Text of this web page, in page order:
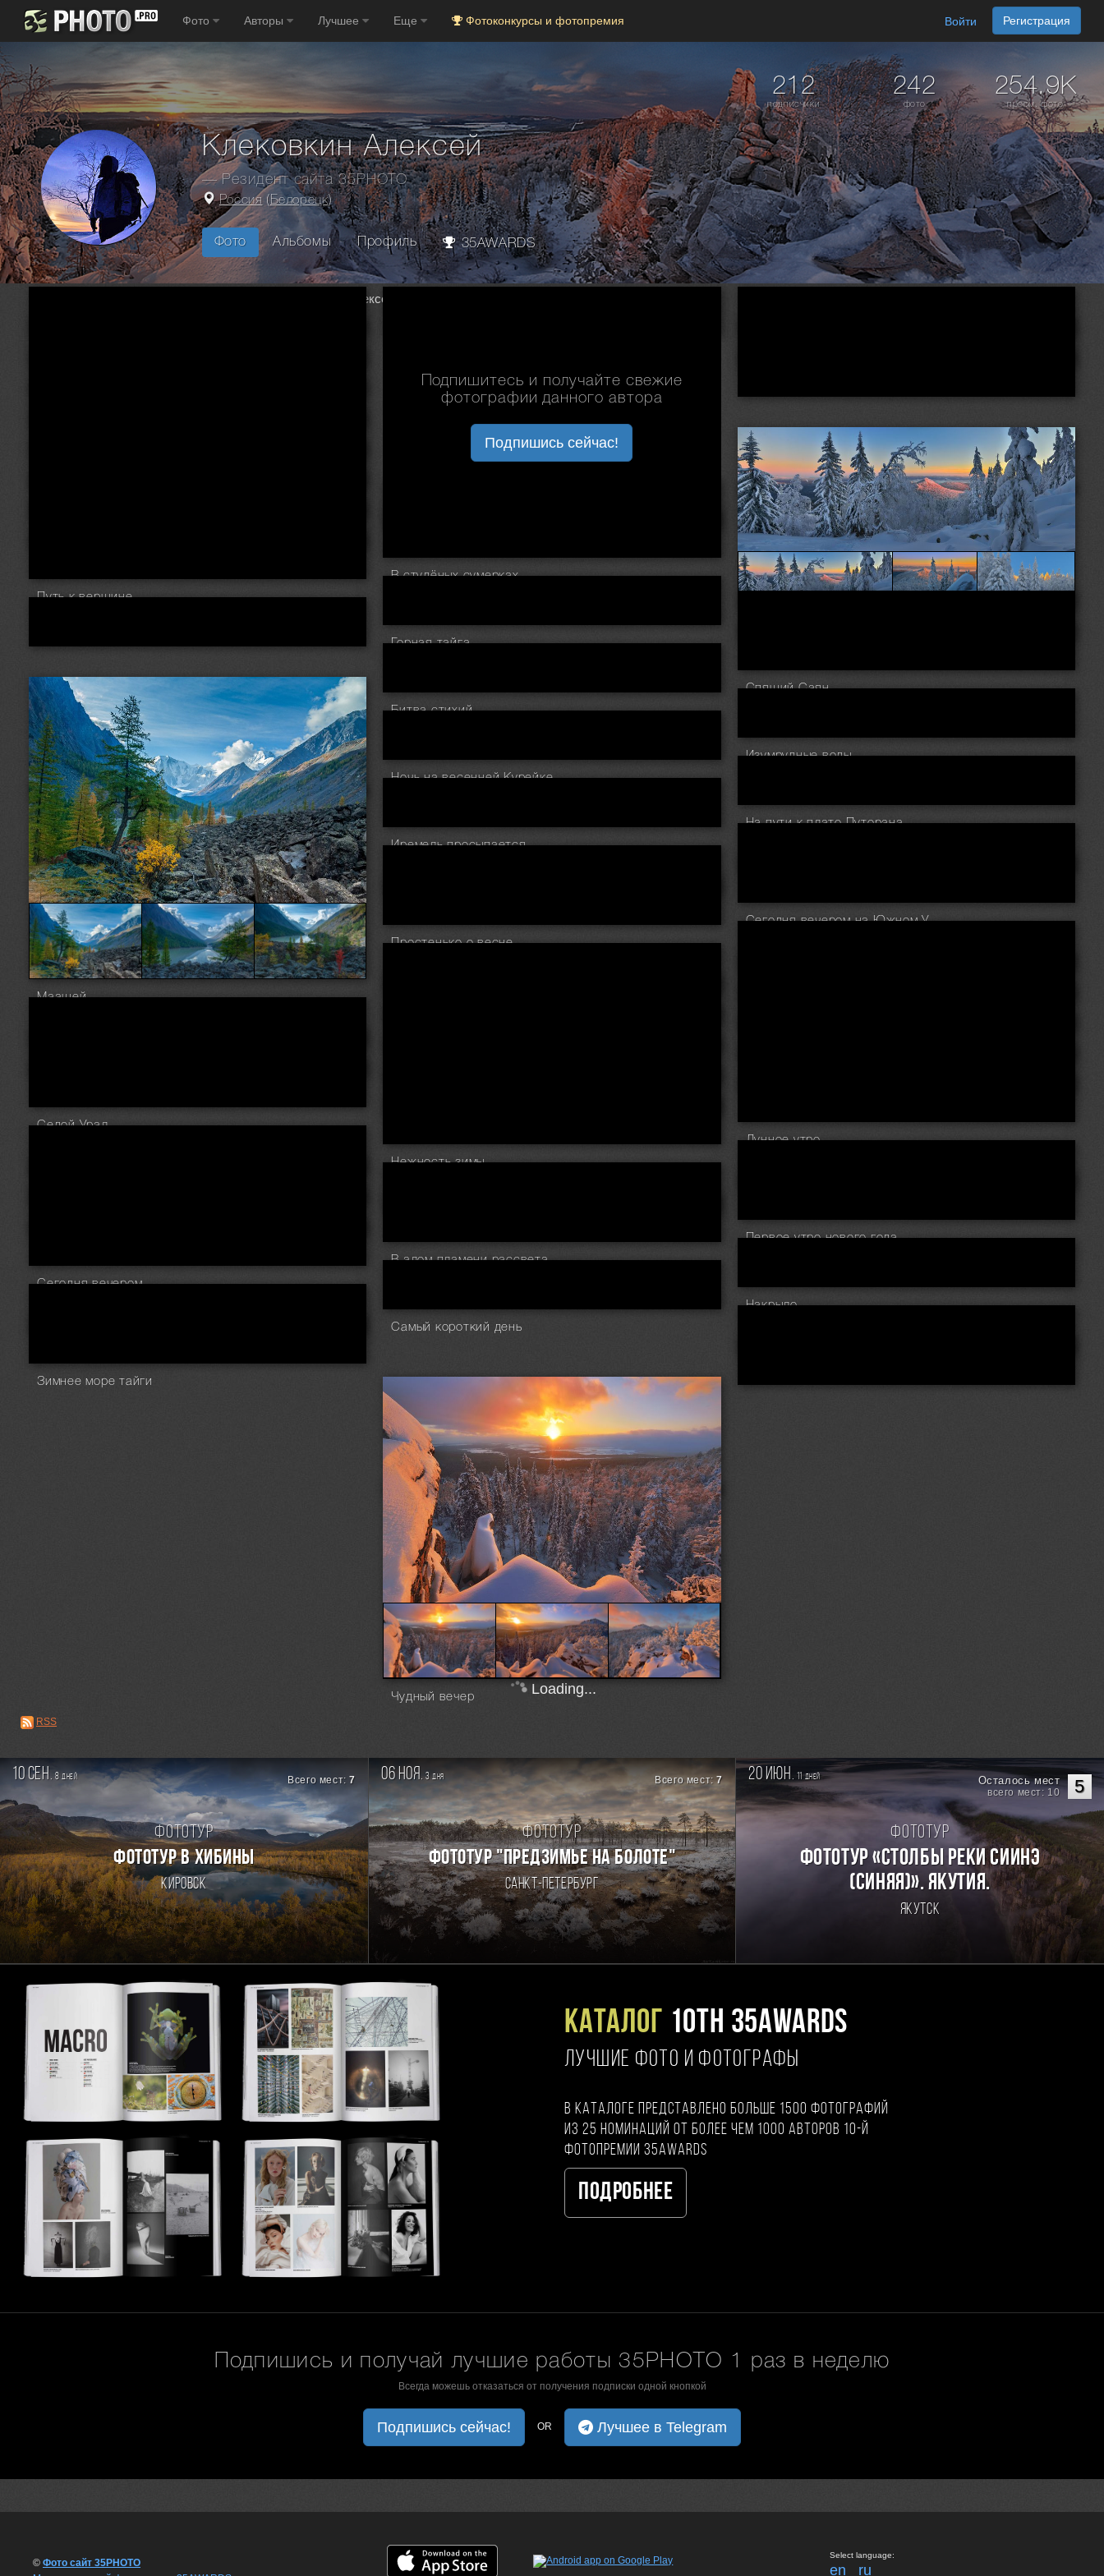
Фото Авторы Лучшее Еще Фотоконкурсы и фотопремия Войти Регистрация
212
подписчики
242
фото
254.9K
просм. фото
Клековкин Алексей
— Резидент сайта 35PHOTO
Россия ( Белорецк)
Фото Альбомы Профиль 35AWARDS
Клековкин Алексей
Подпишитесь и получайте свежие
фотографии данного автора
Подпишись сейчас!
В студёных сумерках
Путь к вершине
Горная тайга
Спящий Саян
Маашей
Битва стихий
Изумрудные воды
Ночь на весенней Курейке
На пути к плато Путорана
Иремель просыпается
Сегодня вечером на Южном Урале
Простенько о весне
Седой Урал
Лунное утро
Нежность зимы
Первое утро нового года
В алом пламени рассвета
Сегодня вечером...
Накрыло
Самый короткий день
Зимнее море тайги
Чудный вечер Loading...
RSS
10 сен. 8дней Всего мест:7
Фототур
ФОТОТУР В ХИБИНЫ
Кировск
06 ноя.3дня Всего мест:7
Фототур
ФОТОТУР "ПРЕДЗИМЬЕ НА БОЛОТЕ"
Санкт-Петербург
20 июн. дней 5
Осталось мест
всего мест: 10
Фототур
Фототур «Столбы реки Сиинэ
(Синяя)». Якутия.
Якутск
Каталог 10TH 35AWARDS
ЛУЧШИЕ ФОТО И ФОТОГРАФЫ
В каталоге представлено больше 1500 фотографий
из 25 номинаций от более чем 1000 авторов 10-й
фотопремии 35AWARDS
Подробнее
Подпишись и получай лучшие работы 35PHOTO 1 раз в неделю
Всегда можешь отказаться от получения подписки одной кнопкой
Подпишись сейчас! OR Лучшее в Telegram
© Фото сайт 35PHOTO
Select language:
en ru